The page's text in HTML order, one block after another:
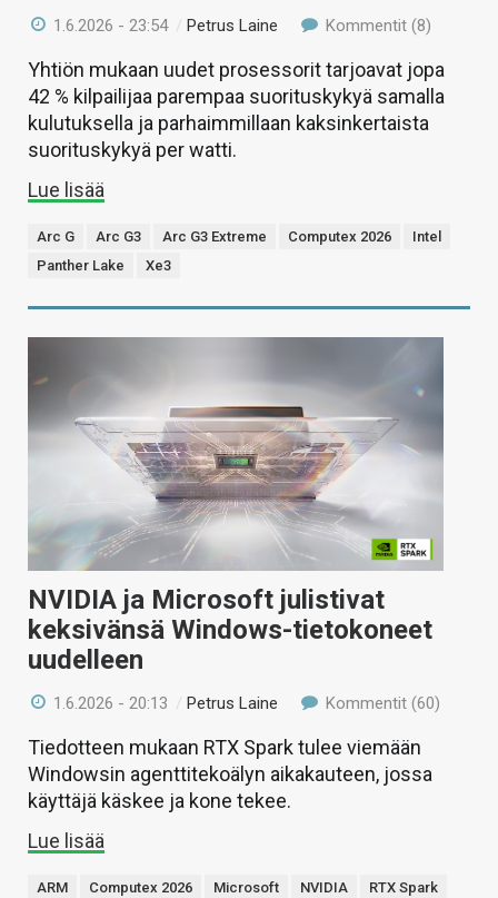
1.6.2026 - 23:54 /Petrus Laine Kommentit (8)
Yhtiön mukaan uudet prosessorit tarjoavat jopa
42 % kilpailijaa parempaa suorituskykyä samalla
kulutuksella ja parhaimmillaan kaksinkertaista
suorituskykyä per watti.
Lue lisää
Arc G Arc G3 Arc G3 Extreme Computex 2026
Intel
Panther Lake
Xe3
NVIDIA ja Microsoft julistivat
keksivänsä Windows-tietokoneet
uudelleen
1.6.2026 - 20:13 /Petrus Laine Kommentit (60)
Tiedotteen mukaan RTX Spark tulee viemään
Windowsin agenttitekoälyn aikakauteen, jossa
käyttäjä käskee ja kone tekee.
Lue lisää
ARM Computex 2026 Microsoft NVIDIA
RTX Spark